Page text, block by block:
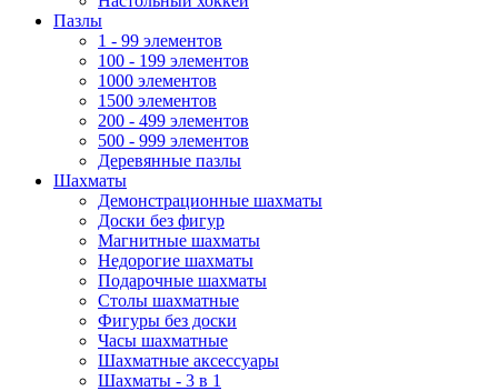
Пазлы
1 - 99 элементов
100 - 199 элементов
1000 элементов
1500 элементов
200 - 499 элементов
500 - 999 элементов
Деревянные пазлы
Шахматы
Демонстрационные шахматы
Доски без фигур
Магнитные шахматы
Недорогие шахматы
Подарочные шахматы
Столы шахматные
Фигуры без доски
Часы шахматные
Шахматные аксессуары
Шахматы - 3 в 1